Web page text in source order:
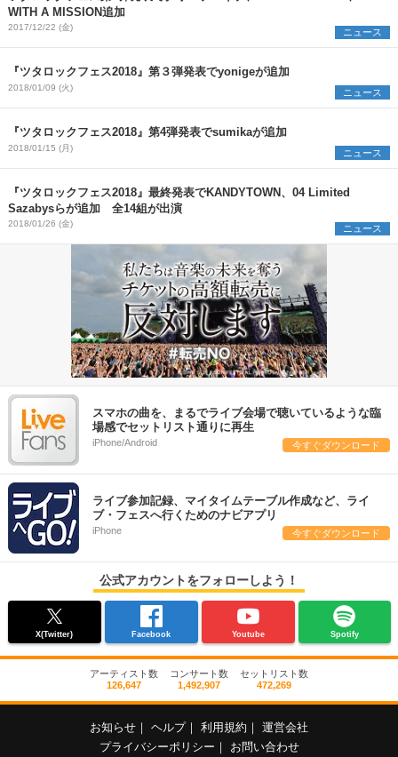
WITH A MISSION追加
2017/12/22 (金) ニュース
『ツタロックフェス2018』第３弾発表でyonigeが追加
2018/01/09 (火) ニュース
『ツタロックフェス2018』第4弾発表でsumikaが追加
2018/01/15 (月) ニュース
『ツタロックフェス2018』最終発表でKANDYTOWN、04 Limited
Sazabysらが追加 全14組が出演
2018/01/26 (金) ニュース
スマホの曲を、まるでライブ会場で聴いているような臨
場感でセットリスト通りに再生
iPhone/Android 今すぐダウンロード
ライブ参加記録、マイタイムテーブル作成など、ライ
ブ・フェスへ行くためのナビアプリ
iPhone 今すぐダウンロード
公式アカウントをフォローしよう！
X(Twitter) Facebook Youtube Spotify
アーティスト数
126,647
コンサート数
1,492,907
セットリスト数
472,269
お知らせ ｜ ヘルプ｜ 利用規約 ｜ 運営会社
プライバシーポリシー ｜ お問い合わせ